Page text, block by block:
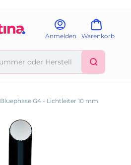
Anmelden Warenkorb
Bluephase G4 - Lichtleiter 10 mm